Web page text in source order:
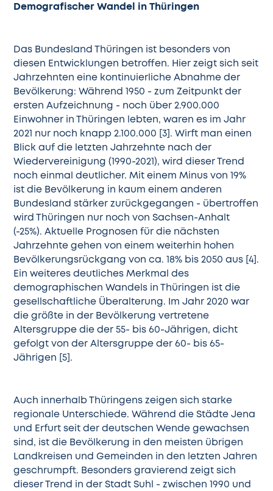
Demografischer Wandel in Thüringen
Das Bundesland Thüringen ist besonders von
diesen Entwicklungen betroffen. Hier zeigt sich seit
Jahrzehnten eine kontinuierliche Abnahme der
Bevölkerung: Während 1950 - zum Zeitpunkt der
ersten Aufzeichnung - noch über 2.900.000
Einwohner in Thüringen lebten, waren es im Jahr
2021 nur noch knapp 2.100.000 [3]. Wirft man einen
Blick auf die letzten Jahrzehnte nach der
Wiedervereinigung (1990-2021), wird dieser Trend
noch einmal deutlicher. Mit einem Minus von 19%
ist die Bevölkerung in kaum einem anderen
Bundesland stärker zurückgegangen - übertroffen
wird Thüringen nur noch von Sachsen-Anhalt
(-25%). Aktuelle Prognosen für die nächsten
Jahrzehnte gehen von einem weiterhin hohen
Bevölkerungsrückgang von ca. 18% bis 2050 aus [4].
Ein weiteres deutliches Merkmal des
demographischen Wandels in Thüringen ist die
gesellschaftliche Überalterung. Im Jahr 2020 war
die größte in der Bevölkerung vertretene
Altersgruppe die der 55- bis 60-Jährigen, dicht
gefolgt von der Altersgruppe der 60- bis 65-
Jährigen [5].
Auch innerhalb Thüringens zeigen sich starke
regionale Unterschiede. Während die Städte Jena
und Erfurt seit der deutschen Wende gewachsen
sind, ist die Bevölkerung in den meisten übrigen
Landkreisen und Gemeinden in den letzten Jahren
geschrumpft. Besonders gravierend zeigt sich
dieser Trend in der Stadt Suhl - zwischen 1990 und